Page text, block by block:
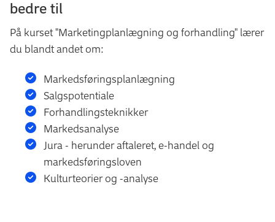
bedre til
På kurset "Marketingplanlægning og forhandling" lærer
du blandt andet om:
Markedsføringsplanlægning
Salgspotentiale
Forhandlingsteknikker
Markedsanalyse
Jura - herunder aftaleret, e-handel og
markedsføringsloven
Kulturteorier og -analyse